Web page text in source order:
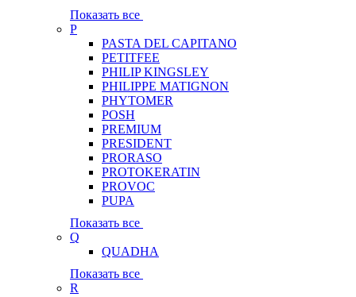
Показать все
P
PASTA DEL CAPITANO
PETITFEE
PHILIP KINGSLEY
PHILIPPE MATIGNON
PHYTOMER
POSH
PREMIUM
PRESIDENT
PRORASO
PROTOKERATIN
PROVOC
PUPA
Показать все
Q
QUADHA
Показать все
R